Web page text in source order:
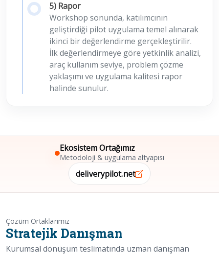
5) Rapor
Workshop sonunda, katılımcının
geliştirdiği pilot uygulama temel alınarak
ikinci bir değerlendirme gerçekleştirilir.
İlk değerlendirmeye göre yetkinlik analizi,
araç kullanım seviye, problem çözme
yaklaşımı ve uygulama kalitesi rapor
halinde sunulur.
Ekosistem Ortağımız
Metodoloji & uygulama altyapısı
deliverypilot.net
Çözüm Ortaklarımız
Stratejik Danışman
Kurumsal dönüşüm teslimatında uzman danışman